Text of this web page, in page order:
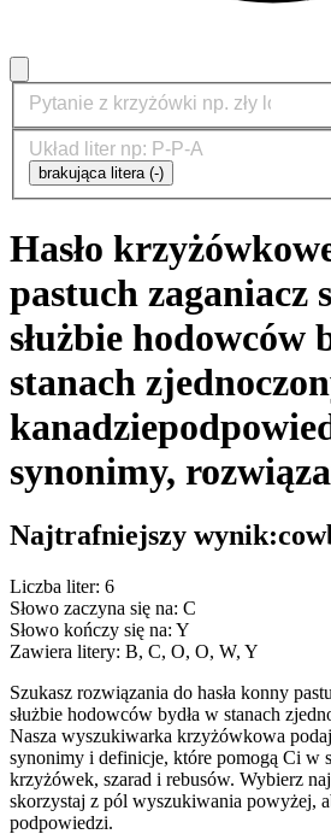
brakująca litera (-)
Hasło
pastuch zaganiacz
służbie hodowców
stanach
kanadzie
synonimy,
Najtrafniejszy wynik:
Liczba liter: 6
Słowo zaczyna się na: C
Słowo kończy się na: Y
Zawiera litery: B, C, O, O, W, Y
Szukasz rozwiązania do hasła konny
służbie hodowców bydła w stanach
Nasza wyszukiwarka krzyżówkowa
synonimy i definicje, które pomogą Ci w
krzyżówek, szarad i rebusów. Wybierz
skorzystaj z pól wyszukiwania powyżej,
podpowiedzi.